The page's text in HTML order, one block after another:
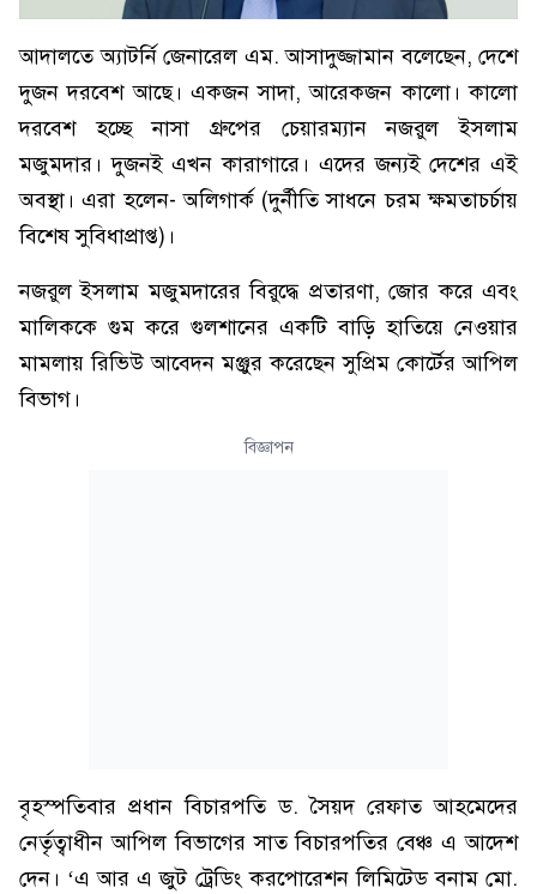
আদালতে অ্যাটর্নি জেনারেল এম. আসাদুজ্জামান বলেছেন, দেশে
দুজন দরবেশ আছে। একজন সাদা, আরেকজন কালো। কালো
দরবেশ হচ্ছে নাসা গ্রুপের চেয়ারম্যান নজরুল ইসলাম
মজুমদার। দুজনই এখন কারাগারে। এদের জন্যই দেশের এই
অবস্থা। এরা হলেন- অলিগার্ক (দুর্নীতি সাধনে চরম ক্ষমতাচর্চায়
বিশেষ সুবিধাপ্রাপ্ত)।
নজরুল ইসলাম মজুমদারের বিরুদ্ধে প্রতারণা, জোর করে এবং
মালিককে গুম করে গুলশানের একটি বাড়ি হাতিয়ে নেওয়ার
মামলায় রিভিউ আবেদন মঞ্জুর করেছেন সুপ্রিম কোর্টের আপিল
বিভাগ।
বিজ্ঞাপন
বৃহস্পতিবার প্রধান বিচারপতি ড. সৈয়দ রেফাত আহমেদের
নের্তৃত্বাধীন আপিল বিভাগের সাত বিচারপতির বেঞ্চ এ আদেশ
দেন। ‘এ আর এ জুট ট্রেডিং করপোরেশন লিমিটেড বনাম মো.